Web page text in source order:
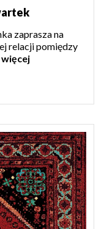
zaprasza na
relacji pomiędzy
więcej